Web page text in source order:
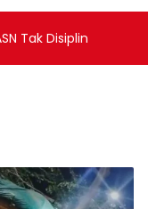
Tak Disiplin